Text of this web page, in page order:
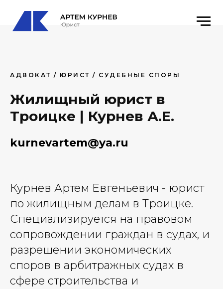
АДВОКАТ / ЮРИСТ / СУДЕБНЫЕ СПОРЫ
Жилищный юрист в
Троицке | Курнев А.Е.
kurnevartem@ya.ru
Курнев Артем Евгеньевич - юрист
по жилищным делам в Троицке.
Специализируется на правовом
сопровождении граждан в судах, и
разрешении экономических
споров в арбитражных судах в
сфере строительства и